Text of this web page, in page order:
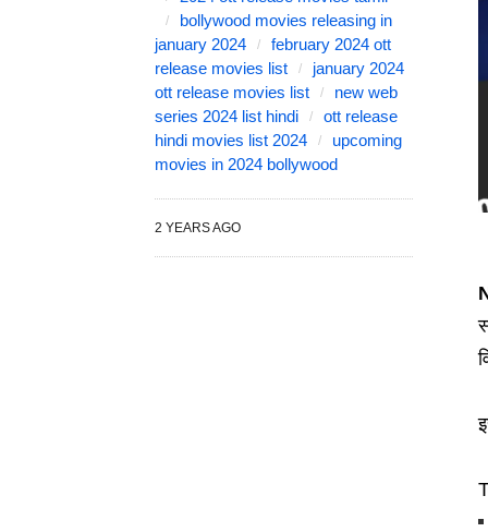
bollywood movies releasing in
january 2024
february 2024 ott
release movies list
january 2024
ott release movies list
new web
series 2024 list hindi
ott release
hindi movies list 2024
upcoming
movies in 2024 bollywood
2 YEARS AGO